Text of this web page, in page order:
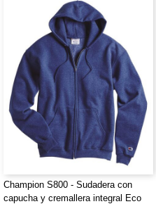
Champion S800 - Sudadera con
capucha y cremallera integral Eco